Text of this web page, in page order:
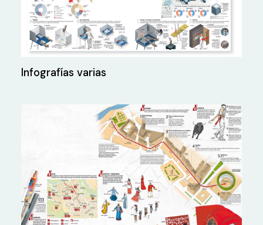
Infografías varias